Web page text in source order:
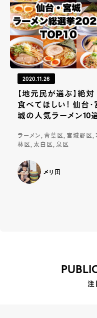
2020.11.26
【地元民が選ぶ】絶対
食べてほしい！ 仙台・
城の人気ラーメン10
ラーメン, 青葉区, 宮城野区,
林区, 太白区, 泉区
メリ田
注